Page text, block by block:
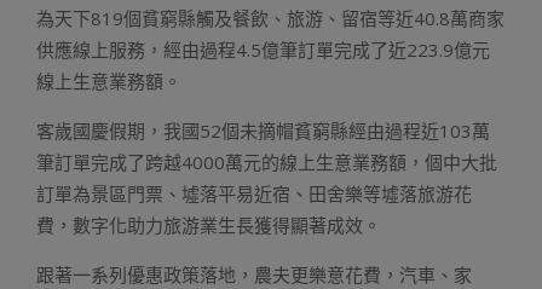
為天下819個貧窮縣觸及餐飲、旅游、留宿等近40.8萬商家
供應線上服務，經由過程4.5億筆訂單完成了近223.9億元
線上生意業務額。
客歲國慶假期，我國52個未摘帽貧窮縣經由過程近103萬
筆訂單完成了跨越4000萬元的線上生意業務額，個中大批
訂單為景區門票、墟落平易近宿、田舍樂等墟落旅游花
費，數字化助力旅游業生長獲得顯著成效。
跟著一系列優惠政策落地，農夫更樂意花費，汽車、家